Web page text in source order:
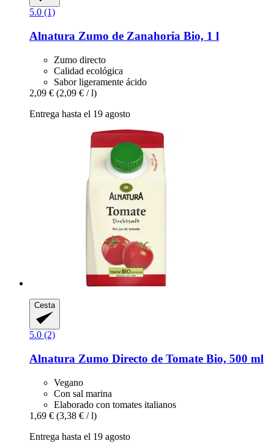
5.0 (1)
Alnatura Zumo de Zanahoria Bio, 1 l
Zumo directo
Calidad ecológica
Sabor ligeramente ácido
2,09 € (2,09 € / l)
Entrega hasta el 19 agosto
Cesta
5.0 (2)
Alnatura Zumo Directo de Tomate Bio, 500 ml
Vegano
Con sal marina
Elaborado con tomates italianos
1,69 € (3,38 € / l)
Entrega hasta el 19 agosto